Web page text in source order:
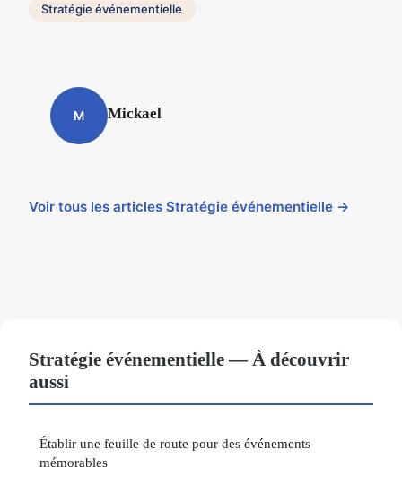
Stratégie événementielle
M Mickael
Voir tous les articles Stratégie événementielle →
Stratégie événementielle — À découvrir
aussi
Établir une feuille de route pour des événements
mémorables